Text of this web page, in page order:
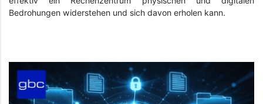
Bedrohungen widerstehen und sich davon erholen kann.